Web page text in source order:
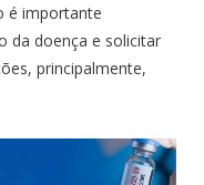
é importante
da doença e solicitar
principalmente,